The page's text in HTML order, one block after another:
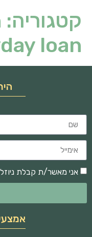
קטגוריה:
loan
אני מאשר/ת קבלת